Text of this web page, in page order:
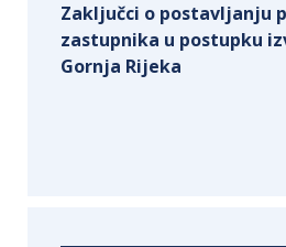
Zaključci o postavljanju
zastupnika u postupku
Gornja Rijeka